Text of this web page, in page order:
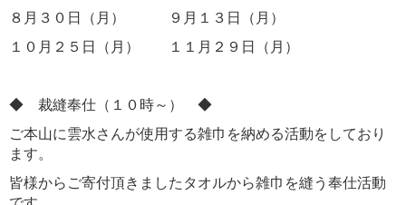
８月３０日（月） ９月１３日（月）
１０月２５日（月） １１月２９日（月）
◆ 裁縫奉仕（１０時～） ◆
ご本山に雲水さんが使用する雑巾を納める活動をしており
ます。
皆様からご寄付頂きましたタオルから雑巾を縫う奉仕活動